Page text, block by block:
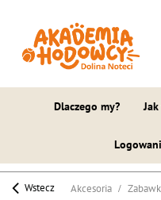
Dlaczego my?
Wstecz Akcesoria